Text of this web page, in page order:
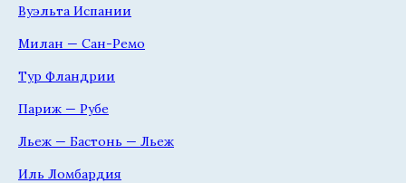
Вуэльта Испании
Милан — Сан-Ремо
Тур Фландрии
Париж — Рубе
Льеж — Бастонь — Льеж
Иль Ломбардия